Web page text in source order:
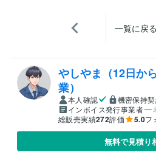
一覧に戻る
やしやま（12日か
業）
本人確認
機密保持
インボイス発行事業者
総販売実績272評価 5.0フ
無料で見積り